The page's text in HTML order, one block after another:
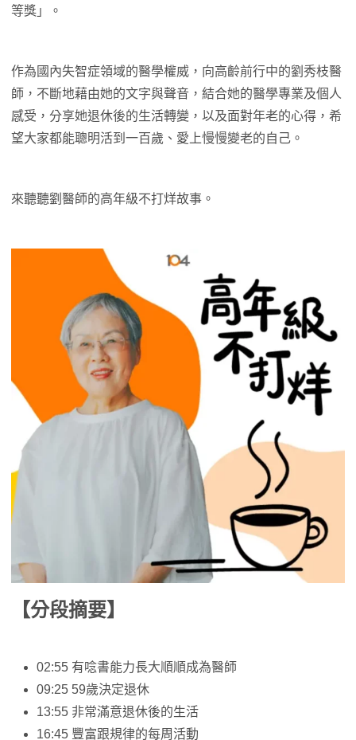
等獎」。
作為國內失智症領域的醫學權威，向高齡前行中的劉秀枝醫
師，不斷地藉由她的文字與聲音，結合她的醫學專業及個人
感受，分享她退休後的生活轉變，以及面對年老的心得，希
望大家都能聰明活到一百歲、愛上慢慢變老的自己。
來聽聽劉醫師的高年級不打烊故事。
【分段摘要】
02:55 有唸書能力長大順順成為醫師
09:25 59歲決定退休
13:55 非常滿意退休後的生活
16:45 豐富跟規律的每周活動